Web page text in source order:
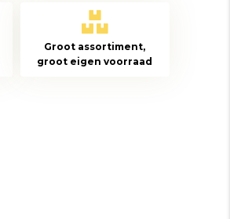
Groot assortiment,
groot eigen voorraad